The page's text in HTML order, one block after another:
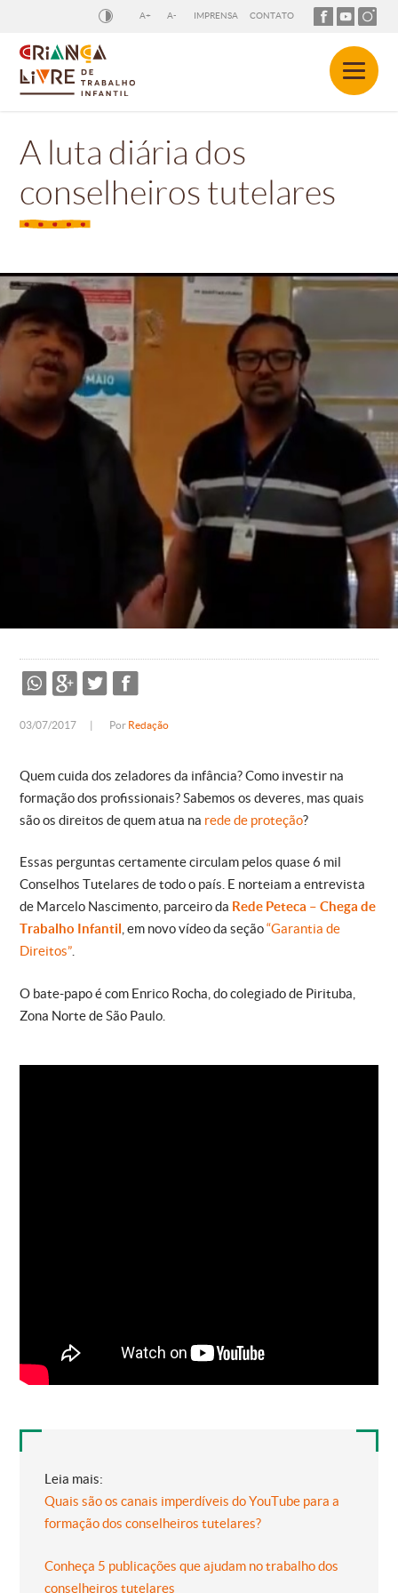
A+ A- IMPRENSA CONTATO
A luta diária dos
conselheiros tutelares
03/07/2017 Por Redação
Quem cuida dos zeladores da infância? Como investir na
formação dos profissionais? Sabemos os deveres, mas quais
são os direitos de quem atua na rede de proteção?
Essas perguntas certamente circulam pelos quase 6 mil
Conselhos Tutelares de todo o país. E norteiam a entrevista
de Marcelo Nascimento, parceiro da Rede Peteca – Chega de
Trabalho Infantil , em novo vídeo da seção“Garantia de
Direitos”.
O bate-papo é com Enrico Rocha, do colegiado de Pirituba,
Zona Norte de São Paulo.
Leia mais:
Quais são os canais imperdíveis do YouTube para a
formação dos conselheiros tutelares?
Conheça 5 publicações que ajudam no trabalho dos
conselheiros tutelares